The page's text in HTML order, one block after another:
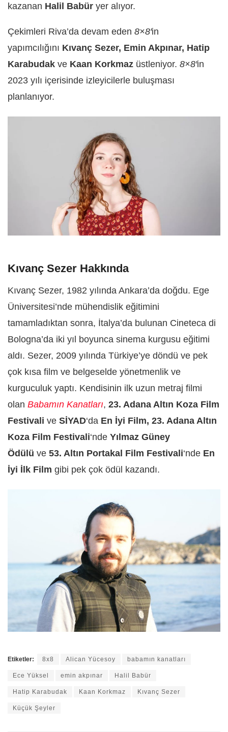
kazanan Halil Babür yer alıyor.
Çekimleri Riva’da devam eden 8×8′in
yapımcılığını Kıvanç Sezer, Emin Akpınar, Hatip
Karabudak ve Kaan Korkmaz üstleniyor. 8×8′in
2023 yılı içerisinde izleyicilerle buluşması
planlanıyor.
Kıvanç Sezer Hakkında
Kıvanç Sezer, 1982 yılında Ankara’da doğdu. Ege
Üniversitesi’nde mühendislik eğitimini
tamamladıktan sonra, İtalya’da bulunan Cineteca di
Bologna’da iki yıl boyunca sinema kurgusu eğitimi
aldı. Sezer, 2009 yılında Türkiye’ye döndü ve pek
çok kısa film ve belgeselde yönetmenlik ve
kurguculuk yaptı. Kendisinin ilk uzun metraj filmi
olan Babamın Kanatları, 23. Adana Altın Koza Film
Festivali ve SİYAD‘da En İyi Film, 23. Adana Altın
Koza Film Festivali‘nde Yılmaz Güney
Ödülü ve 53. Altın Portakal Film Festivali‘nde En
İyi İlk Film gibi pek çok ödül kazandı.
Etiketler: 8x8 Alican Yücesoy babamın kanatları
Ece Yüksel emin akpınar Halil Babür
Hatip Karabudak Kaan Korkmaz Kıvanç Sezer
Küçük Şeyler